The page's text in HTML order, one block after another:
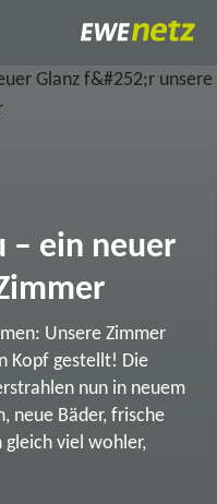
– ein neuer
Unsere Zimmer
Kopf gestellt! Die
nun in neuem
neue Bäder, frische
gleich viel wohler,